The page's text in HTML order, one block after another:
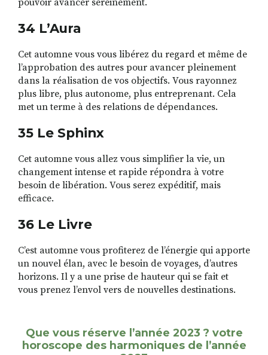
pouvoir avancer sereinement.
34 L’Aura
Cet automne vous vous libérez du regard et même de
l’approbation des autres pour avancer pleinement
dans la réalisation de vos objectifs. Vous rayonnez
plus libre, plus autonome, plus entreprenant. Cela
met un terme à des relations de dépendances.
35 Le Sphinx
Cet automne vous allez vous simplifier la vie, un
changement intense et rapide répondra à votre
besoin de libération. Vous serez expéditif, mais
efficace.
36 Le Livre
C’est automne vous profiterez de l’énergie qui apporte
un nouvel élan, avec le besoin de voyages, d’autres
horizons. Il y a une prise de hauteur qui se fait et
vous prenez l’envol vers de nouvelles destinations.
Que vous réserve l’année 2023 ? votre
horoscope des harmoniques de l’année